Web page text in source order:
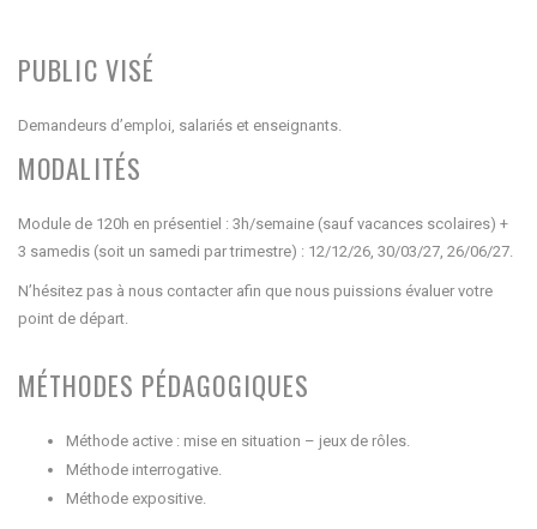
PUBLIC VISÉ
Demandeurs d’emploi, salariés et enseignants.
MODALITÉS
Module de 120h en présentiel : 3h/semaine (sauf vacances scolaires) +
3 samedis (soit un samedi par trimestre) : 12/12/26, 30/03/27, 26/06/27.
N’hésitez pas à nous contacter afin que nous puissions évaluer votre
point de départ.
MÉTHODES PÉDAGOGIQUES
Méthode active : mise en situation – jeux de rôles.
Méthode interrogative.
Méthode expositive.